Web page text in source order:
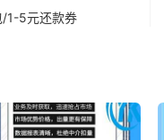
1-5元还款券